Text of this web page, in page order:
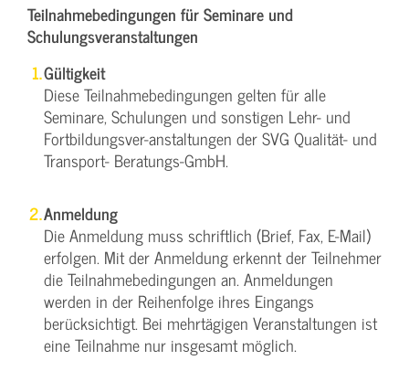
Teilnahmebedingungen für Seminare und
Schulungsveranstaltungen
Gültigkeit
Diese Teilnahmebedingungen gelten für alle
Seminare, Schulungen und sonstigen Lehr- und
Fortbildungsver-anstaltungen der SVG Qualität- und
Transport- Beratungs-GmbH.
Anmeldung
Die Anmeldung muss schriftlich (Brief, Fax, E-Mail)
erfolgen. Mit der Anmeldung erkennt der Teilnehmer
die Teilnahmebedingungen an. Anmeldungen
werden in der Reihenfolge ihres Eingangs
berücksichtigt. Bei mehrtägigen Veranstaltungen ist
eine Teilnahme nur insgesamt möglich.